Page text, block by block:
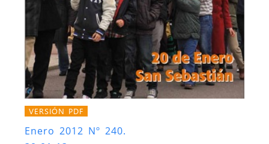
VERSIÓN PDF
Enero 2012 Nº 240.